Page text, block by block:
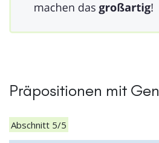
Präpositionen mit
Abschnitt 5/5